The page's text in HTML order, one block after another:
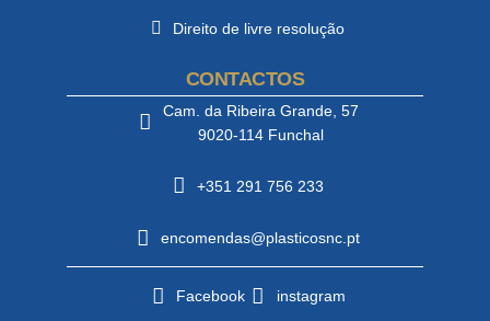
Direito de livre resolução
CONTACTOS
Cam. da Ribeira Grande, 57
9020-114 Funchal
+351 291 756 233
encomendas@plasticosnc.pt
Facebook instagram